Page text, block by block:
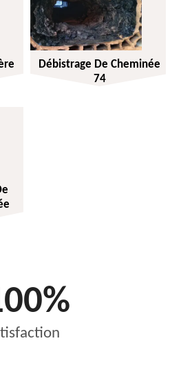
Débistrage De Cheminée
74
%